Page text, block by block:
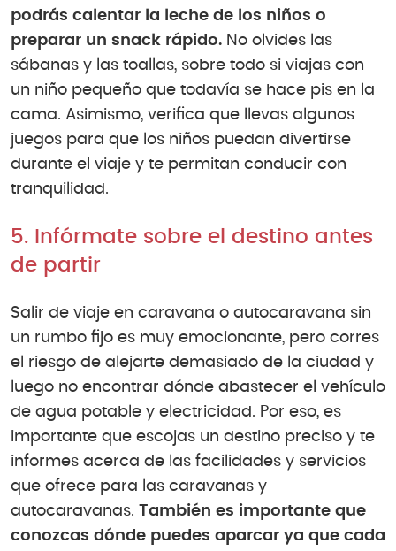
podrás calentar la leche de los niños o
preparar un snack rápido. No olvides las
sábanas y las toallas, sobre todo si viajas con
un niño pequeño que todavía se hace pis en la
cama. Asimismo, verifica que llevas algunos
juegos para que los niños puedan divertirse
durante el viaje y te permitan conducir con
tranquilidad.
5. Infórmate sobre el destino antes
de partir
Salir de viaje en caravana o autocaravana sin
un rumbo fijo es muy emocionante, pero corres
el riesgo de alejarte demasiado de la ciudad y
luego no encontrar dónde abastecer el vehículo
de agua potable y electricidad. Por eso, es
importante que escojas un destino preciso y te
informes acerca de las facilidades y servicios
que ofrece para las caravanas y
autocaravanas. También es importante que
conozcas dónde puedes aparcar ya que cada